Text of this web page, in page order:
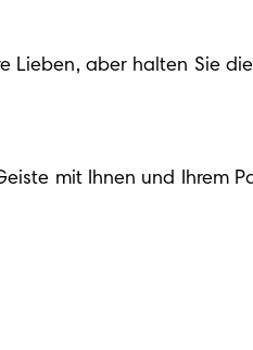
Lieben, aber halten Sie
mit Ihnen und Ihrem